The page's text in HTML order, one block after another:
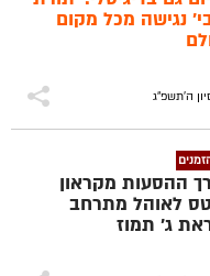
נגישה מכל מקום
ה׳תשפ״ג
ההסעות מקראון
לאוהל מתרחב
ג' תמוז